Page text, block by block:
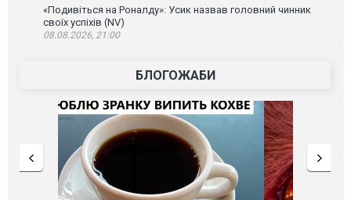
«Подивіться на Роналду»: Усик назвав головний чинник
своїх успіхів (NV)
08.08.2026, 21:00
БЛОГОЖАБИ